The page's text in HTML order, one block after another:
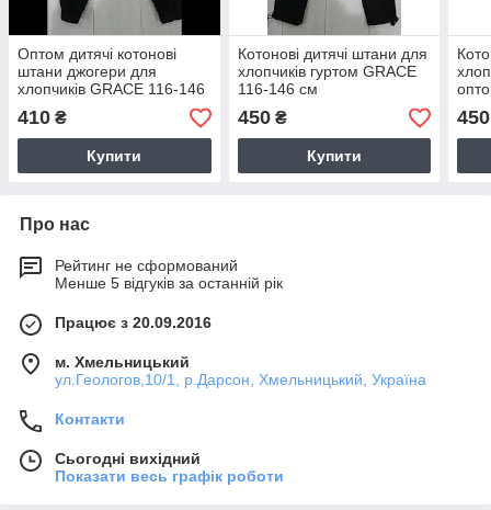
Оптом дитячі котонові
штани джогери для
хлопчиків GRACE 116-146
см
410 ₴
Купити
Котонові дитячі штани для
хлопчиків гуртом GRACE
116-146 см
450₴
Купити
450
Про нас
Рейтинг не сформований
Менше 5 відгуків за останній рік
Працює з 20.09.2016
м. Хмельницький
ул.Геологов,10/1, р.Дарсон, Хмельницький, Україна
Контакти
Сьогодні вихідний
Показати весь графік роботи